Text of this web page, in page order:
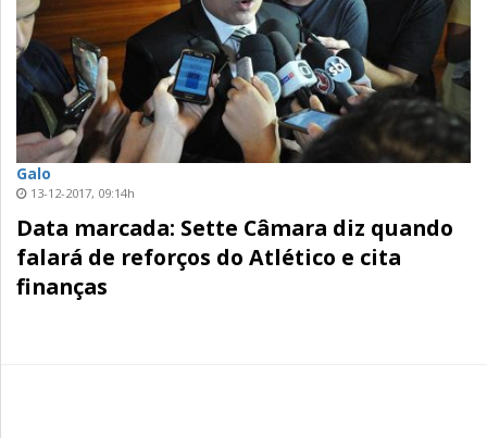
Galo
13-12-2017, 09:14h
Data marcada: Sette Câmara diz quando
falará de reforços do Atlético e cita
finanças